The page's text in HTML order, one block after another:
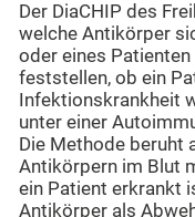
Der DiaCHIP des
welche Antikörper
oder eines
feststellen, ob ein
Infektionskrankheit
unter einer
Die Methode beruht
Antikörpern im Blut
ein Patient erkrankt
Antikörper als